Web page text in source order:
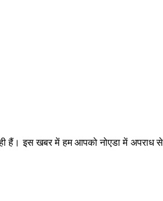
हैं। इस खबर में हम आपको नोएडा में अपराध से